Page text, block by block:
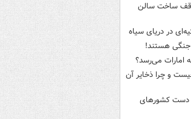
ساخت سالن
در دریای سیاه
جنگی هستند!
امارات می‌رسد؟
و چرا ذخایر آن
دست کشورهای